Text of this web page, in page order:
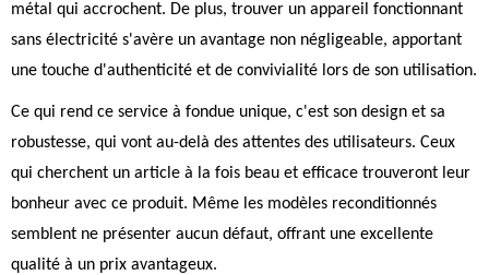
métal qui accrochent. De plus, trouver un appareil fonctionnant
sans électricité s'avère un avantage non négligeable, apportant
une touche d'authenticité et de convivialité lors de son utilisation.
Ce qui rend ce service à fondue unique, c'est son design et sa
robustesse, qui vont au-delà des attentes des utilisateurs. Ceux
qui cherchent un article à la fois beau et efficace trouveront leur
bonheur avec ce produit. Même les modèles reconditionnés
semblent ne présenter aucun défaut, offrant une excellente
qualité à un prix avantageux.